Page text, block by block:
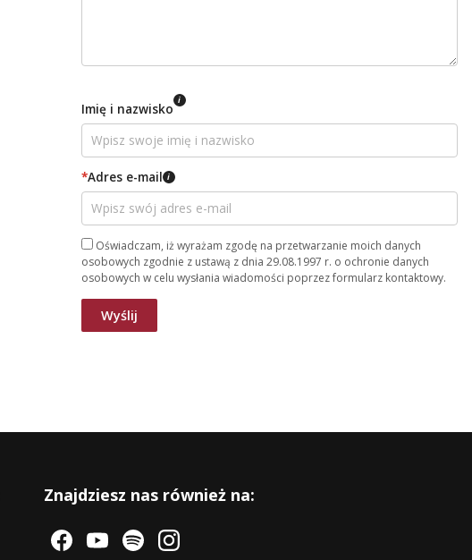
Imię i nazwisko i
*Adres e-mail i
Oświadczam, iż wyrażam zgodę na przetwarzanie moich danych
osobowych zgodnie z ustawą z dnia 29.08.1997 r. o ochronie danych
osobowych w celu wysłania wiadomości poprzez formularz kontaktowy.
Znajdziesz nas również na: